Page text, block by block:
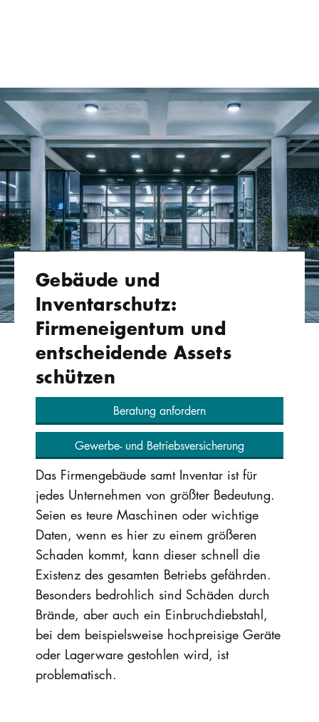
Gebäude und
Inventarschutz:
Firmeneigentum und
entscheidende Assets
schützen
Beratung anfordern
Gewerbe- und Betriebsversicherung
Das Firmengebäude samt Inventar ist für
jedes Unternehmen von größter Bedeutung.
Seien es teure Maschinen oder wichtige
Daten, wenn es hier zu einem größeren
Schaden kommt, kann dieser schnell die
Existenz des gesamten Betriebs gefährden.
Besonders bedrohlich sind Schäden durch
Brände, aber auch ein Einbruchdiebstahl,
bei dem beispielsweise hochpreisige Geräte
oder Lagerware gestohlen wird, ist
problematisch.